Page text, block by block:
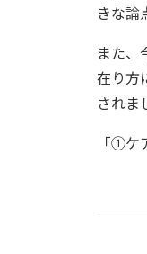
きな論
また、
在り方
されま
「①ケ